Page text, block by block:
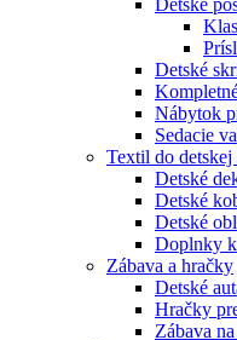
Detské
Nábytok
Sedacie
Textil do
Detské
Detské
Detské
Doplnky
Zábava a hračky
Detské
Hračky
Zábava